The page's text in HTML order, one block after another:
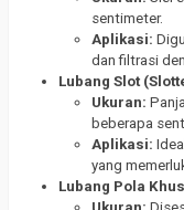
sentimeter.
Aplikasi:
dan filtrasi
Lubang Slot
Ukuran:
beberapa
Aplikasi:
yang
Lubang Pola